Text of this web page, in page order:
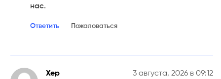
нас.
Ответить Пожаловаться
Хер 3 августа, 2026 в 09:12